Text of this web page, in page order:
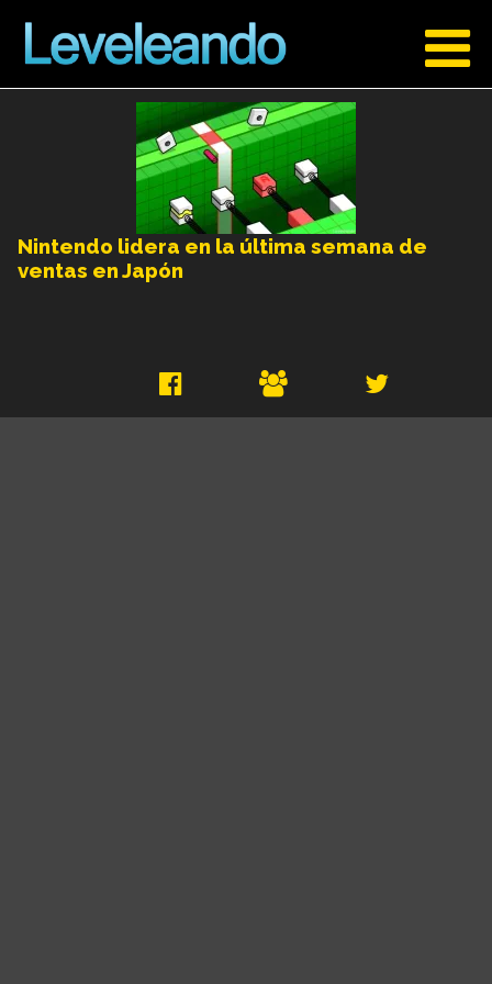
Nintendo lidera en la última semana de
ventas en Japón